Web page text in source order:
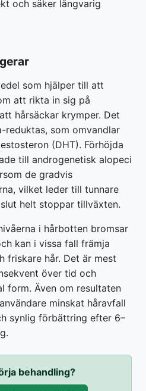
och säker långvarig
som hjälper till att
att rikta in sig på
hårsäckar krymper. Det
reduktas, som omvandlar
(DHT). Förhöjda
till androgenetisk alopeci
de gradvis
vilket leder till tunnare
helt stoppar tillväxten.
i hårbotten bromsar
kan i vissa fall främja
friskare hår. Det är mest
över tid och
form. Även om resultaten
minskat håravfall
synlig förbättring efter 6–
behandling?